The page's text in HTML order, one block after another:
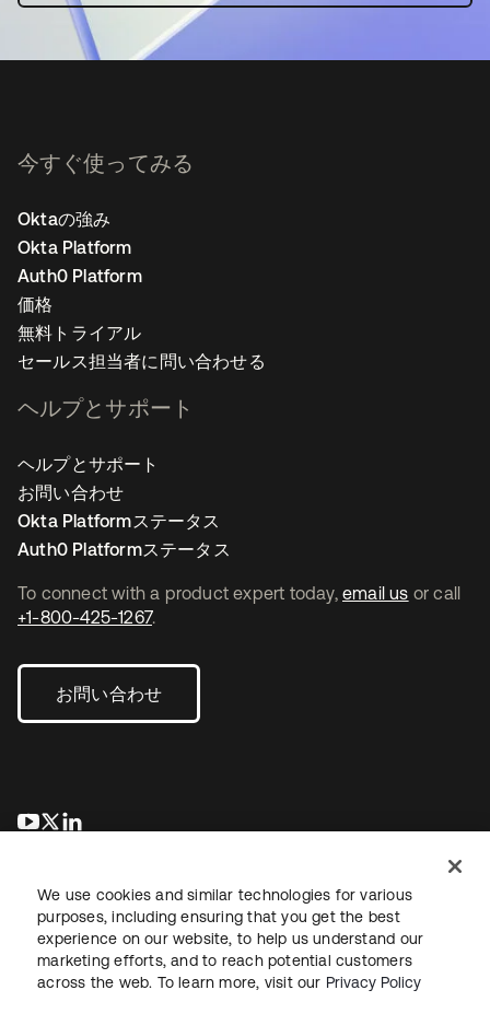
To connect with a product expert today, email us or call
+1-800-425-1267.
お問い合わせ
新しいタブで開く
新しいタブで開く
今すぐ使ってみる
Oktaの強み
Okta Platform
Auth0 Platform
価格
無料トライアル
セールス担当者に問い合わせる
ヘルプとサポート
ヘルプとサポート
お問い合わせ
Okta Platformステータス
Auth0 Platformステータス
法務プライバシーポリシーサイト利用規約セキュリティ
We use cookies and similar technologies for various
purposes, including ensuring that you get the best
experience on our website, to help us understand our
marketing efforts, and to reach potential customers
across the web. To learn more, visit our Privacy Policy